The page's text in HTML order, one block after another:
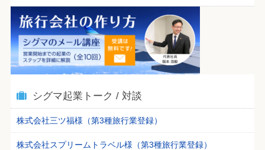
シグマ起業トーク / 対談
株式会社三ツ福様（第3種旅行業登録）
株式会社スプリームトラベル様（第3種旅行業登録）